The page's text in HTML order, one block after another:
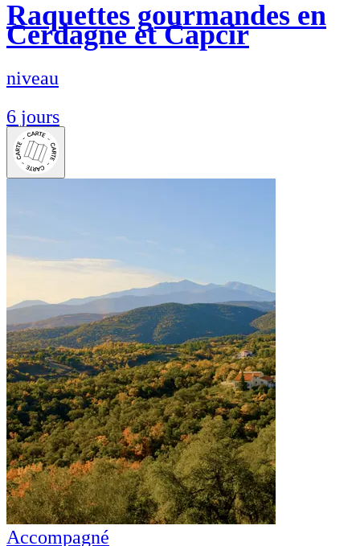
Raquettes gourmandes en
Cerdagne et Capcir
niveau
6 jours
Accompagné